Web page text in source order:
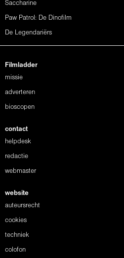
Saccharine
Paw Patrol: De Dinofilm
De Legendariërs
Filmladder
missie
adverteren
bioscopen
contact
helpdesk
redactie
webmaster
website
auteursrecht
cookies
techniek
colofon